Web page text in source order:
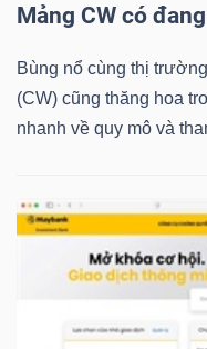
Mảng CW có
Bùng nổ cùng thị
(CW) cũng thăng hoa
nhanh về quy mô và
TRUY
XUẤT
Ngành